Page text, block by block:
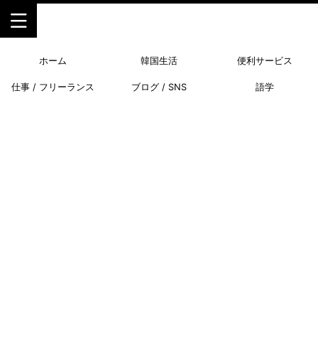
ホーム 韓国生活 便利サービス
仕事 / フリーランス ブログ / SNS 語学